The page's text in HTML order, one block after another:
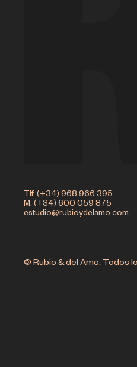
Tlf. (+34) 968 966 395
M. (+34) 600 059 875
estudio@rubioydelamo.com
© Rubio & del Amo. Todos